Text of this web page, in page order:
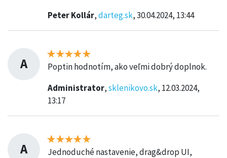
Peter Kollár,darteg.sk, 30.04.2024, 13:44
A
Poptin hodnotím, ako veľmi dobrý doplnok.
Administrator,sklenikovo.sk, 12.03.2024,
13:17
A
Jednoduché nastavenie, drag&drop UI,